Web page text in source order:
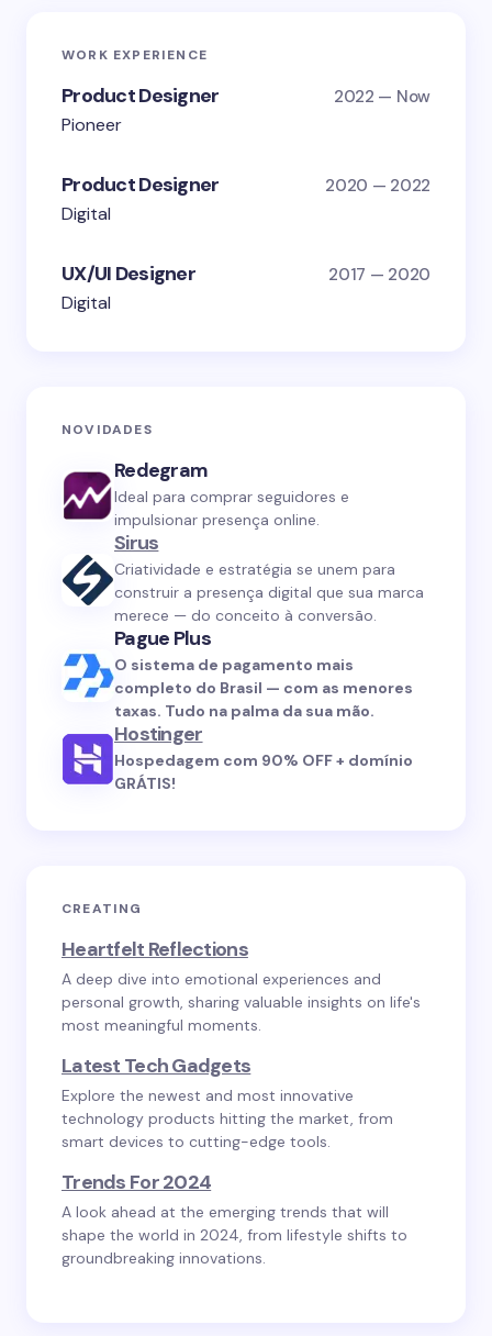
WORK EXPERIENCE
Product Designer 2022 — Now
Pioneer
Product Designer 2020 — 2022
Digital
UX/UI Designer 2017 — 2020
Digital
NOVIDADES
Redegram
Ideal para comprar seguidores e
impulsionar presença online.
Sirus
Criatividade e estratégia se unem para
construir a presença digital que sua marca
merece — do conceito à conversão.
Pague Plus
O sistema de pagamento mais
completo do Brasil — com as menores
taxas. Tudo na palma da sua mão.
Hostinger
Hospedagem com 90% OFF + domínio
GRÁTIS!
CREATING
Heartfelt Reflections
A deep dive into emotional experiences and
personal growth, sharing valuable insights on life's
most meaningful moments.
Latest Tech Gadgets
Explore the newest and most innovative
technology products hitting the market, from
smart devices to cutting-edge tools.
Trends For 2024
A look ahead at the emerging trends that will
shape the world in 2024, from lifestyle shifts to
groundbreaking innovations.